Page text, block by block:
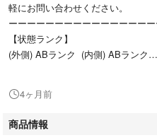
軽にお問い合わせください。
ーーーーーーーーーーーーーーー
【状態ランク】
(外側) ABランク (内側) ABランク
き次第、気持ちよくご使用頂けます
※写真や説明文に掲載、掲載されて
ねますのでご了承下さい。
4ヶ月前
商品情報